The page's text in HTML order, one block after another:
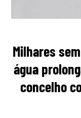
Milhares
água
concelho